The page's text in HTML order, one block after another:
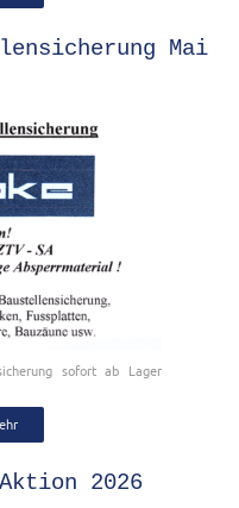
Mai
sofort ab Lager
2026